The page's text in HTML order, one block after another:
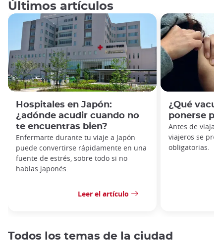
Últimos artículos
Hospitales en Japón:
¿adónde acudir cuando no
te encuentras bien?
Enfermarte durante tu viaje a Japón
puede convertirse rápidamente en una
fuente de estrés, sobre todo si no
hablas japonés.
Leer el artículo
¿Qué
ponerse
Antes de viajar
viajeros se
obligatorias.
Todos los temas de la ciudad